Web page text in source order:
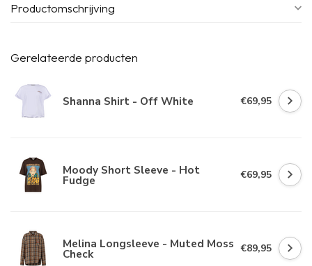
Productomschrijving
Gerelateerde producten
Shanna Shirt - Off White €69,95
Moody Short Sleeve - Hot
Fudge €69,95
Melina Longsleeve - Muted Moss
Check €89,95